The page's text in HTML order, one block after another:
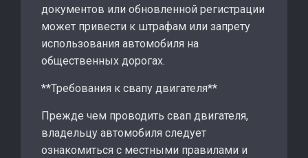
документов или обновленной регистрации
может привести к штрафам или запрету
использования автомобиля на
общественных дорогах.
**Требования к свапу двигателя**
Прежде чем проводить свап двигателя,
владельцу автомобиля следует
ознакомиться с местными правилами и